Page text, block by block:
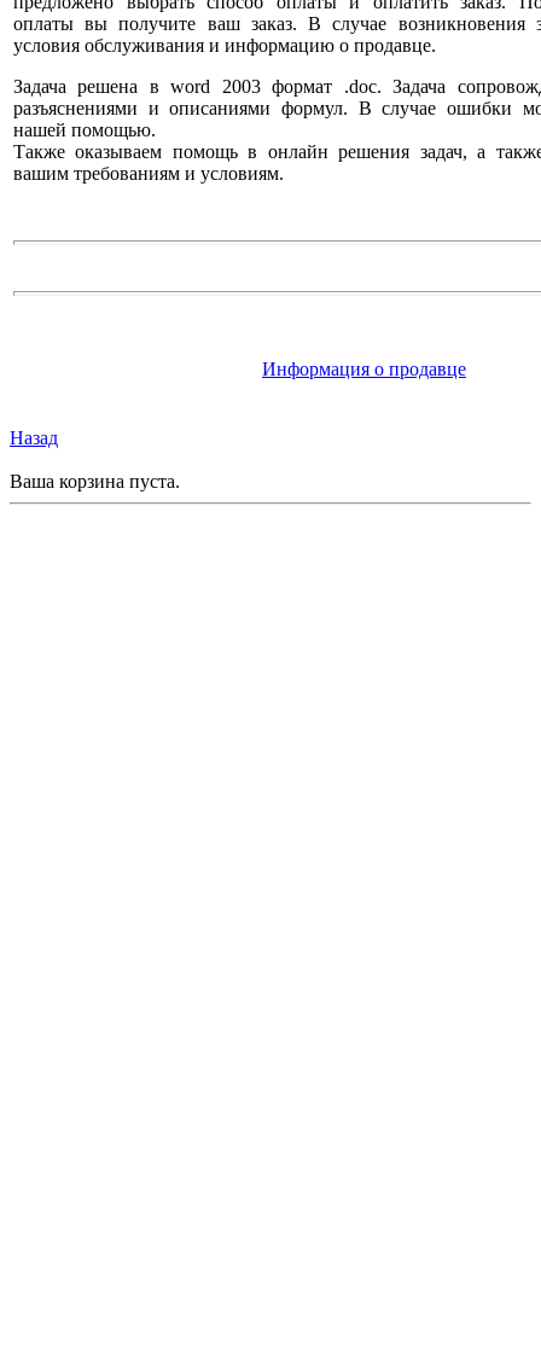
оплаты вы получите ваш заказ. В случае возникновения
условия обслуживания и информацию о продавце.
Задача решена в word 2003 формат .doc. Задача
разъяснениями и описаниями формул. В случае ошибки
нашей помощью.
Также оказываем помощь в онлайн решения задач, а
вашим требованиям и условиям.
Информация о продавце
Назад
Ваша корзина пуста.